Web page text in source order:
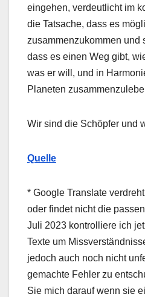
eingehen, verdeutlicht im
die Tatsache, dass es
zusammenzukommen und
dass es einen Weg gibt,
was er will, und in
Planeten
Wir sind die Schöpfer und
Quelle
* Google Translate
oder findet nicht die
Juli 2023 kontrolliere ich
Texte um
jedoch auch noch nicht
gemachte Fehler zu
Sie mich darauf wenn sie